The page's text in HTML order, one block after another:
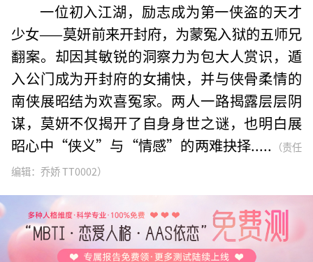
一位初入江湖，励志成为第一侠盗的天才
少女——莫妍前来开封府，为蒙冤入狱的五师兄
翻案。却因其敏锐的洞察力为包大人赏识，遁
入公门成为开封府的女捕快，并与侠骨柔情的
南侠展昭结为欢喜冤家。两人一路揭露层层阴
谋，莫妍不仅揭开了自身身世之谜，也明白展
昭心中“侠义”与“情感”的两难抉择.....
（责任
编辑：乔娇 TT0002）